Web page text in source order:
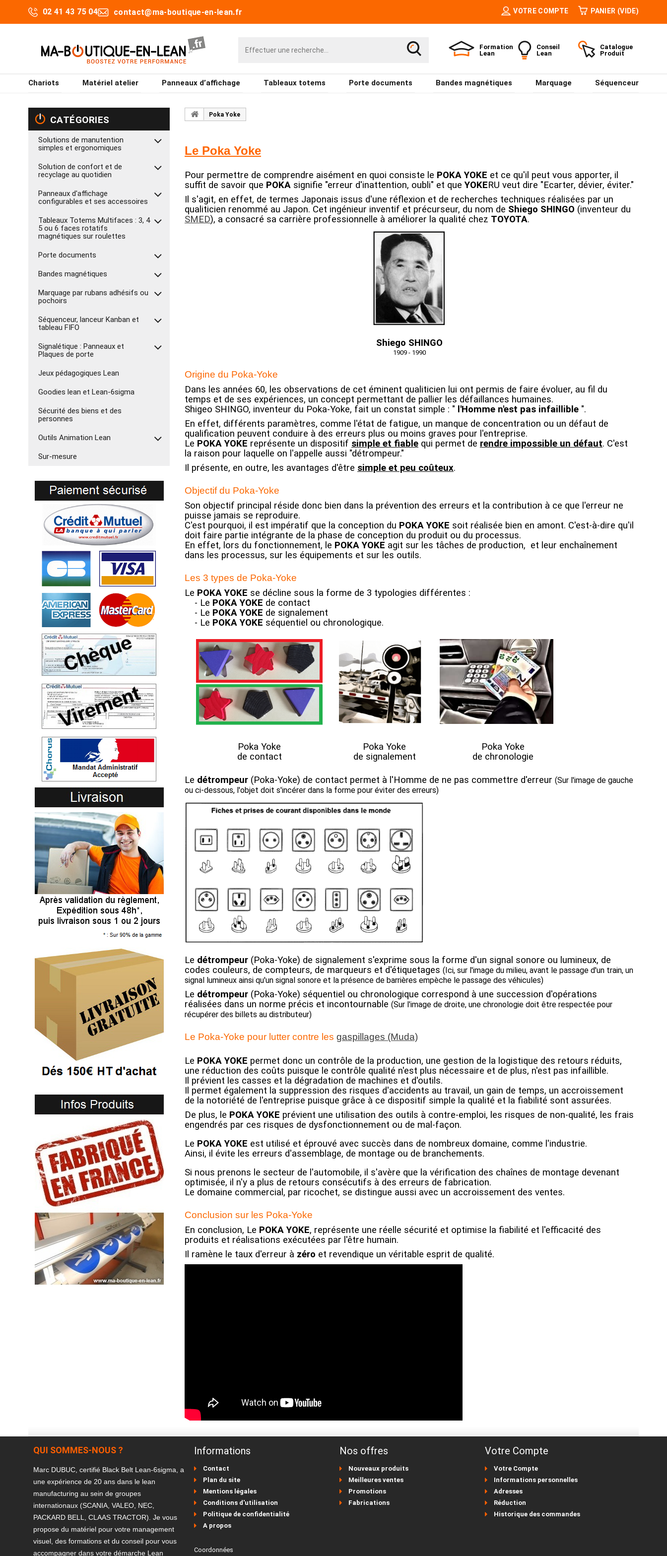
02 41 43 75 04 contact@ma-boutique-en-lean.fr VOTRE COMPTE PANIER (VIDE)
Formation
Lean
Conseil
Lean
Catalogue
Produit
Chariots Matériel atelier Panneaux d’affichage Tableaux totems Porte documents Bandes magnétiques Marquage Séquenceur
CATÉGORIES
Solutions de manutention
simples et ergonomiques
Solution de confort et de
recyclage au quotidien
Panneaux d'affichage
configurables et ses accessoires
Tableaux Totems Multifaces : 3, 4
5 ou 6 faces rotatifs
magnétiques sur roulettes
Porte documents
Bandes magnétiques
Marquage par rubans adhésifs ou
pochoirs
Séquenceur, lanceur Kanban et
tableau FIFO
Signalétique : Panneaux et
Plaques de porte
Jeux pédagogiques Lean
Goodies lean et Lean-6sigma
Sécurité des biens et des
personnes
Outils Animation Lean
Sur-mesure
Poka Yoke
Le Poka Yoke
Pour permettre de comprendre aisément en quoi consiste le POKA YOKE et ce qu'il peut vous apporter, il
suffit de savoir que POKA signifie "erreur d'inattention, oubli" et queYOKERU veut dire "Ecarter, dévier, éviter."
Il s'agit, en effet, de termes Japonais issus d'une réflexion et de recherches techniques réalisées par un
qualiticien renommé au Japon. Cet ingénieur inventif et précurseur, du nom de Shiego SHINGO (inventeur du
SMED), a consacré sa carrière professionnelle à améliorer la qualité chez TOYOTA.
Shiego SHINGO
1909 - 1990
Origine du Poka-Yoke
Dans les années 60, les observations de cet éminent qualiticien lui ont permis de faire évoluer, au fil du
temps et de ses expériences, un concept permettant de pallier les défaillances humaines.
Shigeo SHINGO, inventeur du Poka-Yoke, fait un constat simple : " l'Homme n'est pas infaillible ".
En effet, différents paramètres, comme l'état de fatigue, un manque de concentration ou un défaut de
qualification peuvent conduire à des erreurs plus ou moins graves pour l'entreprise.
Le POKA YOKE représente un dispositif simple et fiable qui permet de rendre impossible un défaut. C'est
la raison pour laquelle on l'appelle aussi "détrompeur."
Il présente, en outre, les avantages d'être simple et peu coûteux.
Objectif du Poka-Yoke
Son objectif principal réside donc bien dans la prévention des erreurs et la contribution à ce que l'erreur ne
puisse jamais se reproduire.
C'est pourquoi, il est impératif que la conception du POKA YOKE soit réalisée bien en amont. C'est-à-dire qu'il
doit faire partie intégrante de la phase de conception du produit ou du processus.
En effet, lors du fonctionnement, le POKA YOKE agit sur les tâches de production, et leur enchaînement
dans les processus, sur les équipements et sur les outils.
Les 3 types de Poka-Yoke
Le POKA YOKE se décline sous la forme de 3 typologies différentes :
- Le POKA YOKE de contact
- Le POKA YOKE de signalement
- Le POKA YOKE séquentiel ou chronologique.
Poka Yoke
de contact
Poka Yoke
de signalement
Poka Yoke
de chronologie
Le détrompeur (Poka-Yoke) de contact permet à l'Homme de ne pas commettre d'erreur (Sur l'image de gauche
ou ci-dessous, l'objet doit s'incérer dans la forme pour éviter des erreurs)
Le détrompeur (Poka-Yoke) de signalement s'exprime sous la forme d'un signal sonore ou lumineux, de
codes couleurs, de compteurs, de marqueurs et d'étiquetages (Ici, sur l'image du milieu, avant le passage d'un train, un
signal lumineux ainsi qu'un signal sonore et la présence de barrières empèche le passage des véhicules)
Le détrompeur (Poka-Yoke) séquentiel ou chronologique correspond à une succession d'opérations
réalisées dans un norme précis et incontournable (Sur l'image de droite, une chronologie doit être respectée pour
récupérer des billets au distributeur)
Le Poka-Yoke pour lutter contre les gaspillages (Muda)
Le POKA YOKE permet donc un contrôle de la production, une gestion de la logistique des retours réduits,
une réduction des coûts puisque le contrôle qualité n'est plus nécessaire et de plus, n'est pas infaillible.
Il prévient les casses et la dégradation de machines et d'outils.
Il permet également la suppression des risques d'accidents au travail, un gain de temps, un accroissement
de la notoriété de l'entreprise puisque grâce à ce dispositif simple la qualité et la fiabilité sont assurées.
De plus, le POKA YOKE prévient une utilisation des outils à contre-emploi, les risques de non-qualité, les frais
engendrés par ces risques de dysfonctionnement ou de mal-façon.
Le POKA YOKE est utilisé et éprouvé avec succès dans de nombreux domaine, comme l'industrie.
Ainsi, il évite les erreurs d'assemblage, de montage ou de branchements.
Si nous prenons le secteur de l'automobile, il s'avère que la vérification des chaînes de montage devenant
optimisée, il n'y a plus de retours consécutifs à des erreurs de fabrication.
Le domaine commercial, par ricochet, se distingue aussi avec un accroissement des ventes.
Conclusion sur les Poka-Yoke
En conclusion, Le POKA YOKE, représente une réelle sécurité et optimise la fiabilité et l'efficacité des
produits et réalisations exécutées par l'être humain.
Il ramène le taux d'erreur à zéro et revendique un véritable esprit de qualité.
QUI SOMMES-NOUS ?
Marc DUBUC, certifié Black Belt Lean-6sigma, a
une expérience de 20 ans dans le lean
manufacturing au sein de groupes
internationaux (SCANIA, VALEO, NEC,
PACKARD BELL, CLAAS TRACTOR). Je vous
propose du matériel pour votre management
visuel, des formations et du conseil pour vous
accompagner dans votre démarche Lean
Informations
Contact
Plan du site
Mentions légales
Conditions d'utilisation
Politique de confidentialité
A propos
Nos offres
Nouveaux produits
Meilleures ventes
Promotions
Fabrications
Votre Compte
Votre Compte
Informations personnelles
Adresses
Réduction
Historique des commandes
Coordonnées